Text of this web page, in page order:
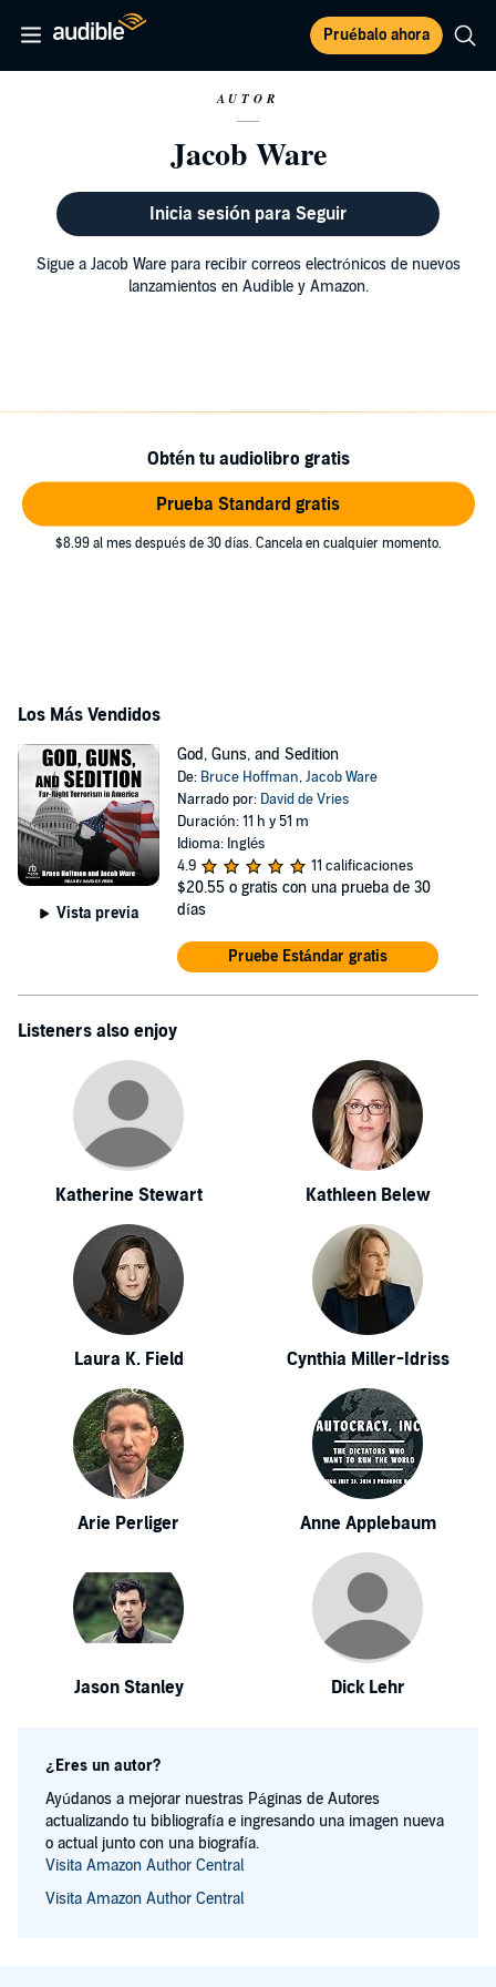
Pruébalo ahora
AUTOR
Jacob Ware
Inicia sesión para Seguir
Sigue a Jacob Ware para recibir correos electrónicos de nuevos
lanzamientos en Audible y Amazon.
Obtén tu audiolibro gratis
Prueba Standard gratis
$8.99 al mes después de 30 días. Cancela en cualquier momento.
Los Más Vendidos
Vista previa
God, Guns, and Sedition
De: Bruce Hoffman,Jacob Ware
Narrado por: David de Vries
Duración: 11 h y 51 m
Idioma: Inglés
4.9
11 calificaciones
$20.55 o gratis con una prueba de 30
días
Pruebe Estándar gratis
Listeners also enjoy
Katherine Stewart Kathleen Belew
Laura K. Field Cynthia Miller-Idriss
Arie Perliger Anne Applebaum
Jason Stanley Dick Lehr
¿Eres un autor?
Ayúdanos a mejorar nuestras Páginas de Autores
actualizando tu bibliografía e ingresando una imagen nueva
o actual junto con una biografía.
Visita Amazon Author Central
Visita Amazon Author Central